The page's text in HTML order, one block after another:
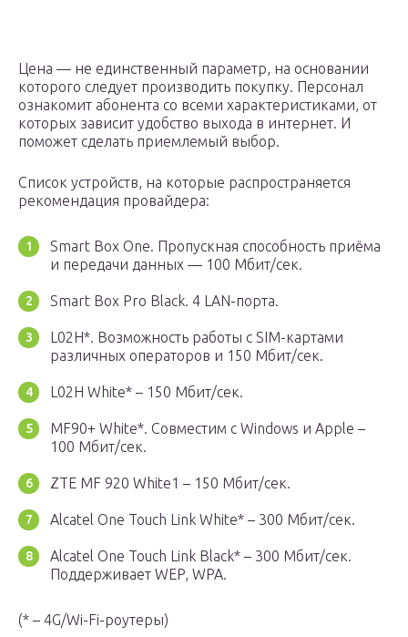
Цена — не единственный параметр, на основании
которого следует производить покупку. Персонал
ознакомит абонента со всеми характеристиками, от
которых зависит удобство выхода в интернет. И
поможет сделать приемлемый выбор.
Список устройств, на которые распространяется
рекомендация провайдера:
Smart Box One. Пропускная способность приёма
и передачи данных — 100 Мбит/сек.
Smart Box Pro Black. 4 LAN-порта.
L02H*. Возможность работы с SIM-картами
различных операторов и 150 Мбит/сек.
L02H White* – 150 Мбит/сек.
MF90+ White*. Совместим с Windows и Apple –
100 Мбит/сек.
ZTE MF 920 White1 – 150 Мбит/сек.
Alcatel One Touch Link White* – 300 Мбит/сек.
Alcatel One Touch Link Black* – 300 Мбит/сек.
Поддерживает WEP, WPA.
(* – 4G/Wi-Fi-роутеры)